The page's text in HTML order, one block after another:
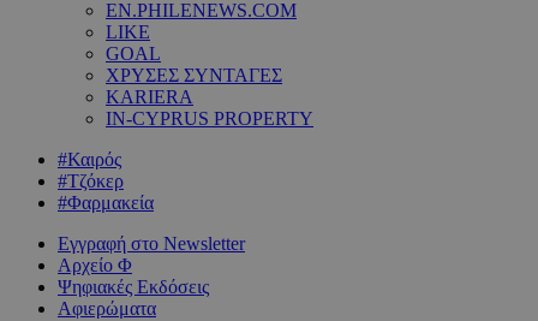
EN.PHILENEWS.COM
LIKE
GOAL
ΧΡΥΣΕΣ ΣΥΝΤΑΓΕΣ
KARIERA
IN-CYPRUS PROPERTY
#Καιρός
#Τζόκερ
#Φαρμακεία
Εγγραφή στο Newsletter
Αρχείο Φ
Ψηφιακές Εκδόσεις
Αφιερώματα